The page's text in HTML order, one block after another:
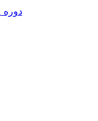
دوره 1، شماره 4 - ( زمستان 1377 )